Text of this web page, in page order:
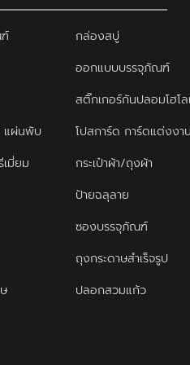
กล่องสบู่
ออกแบบบรรจุภัณฑ์
สติ๊กเกอร์กันปลอมโฮโ
แผ่นพับ
โปสการ์ด การ์ดแต่งงาน
มี่ยม
กระเป๋าผ้า/ถุงผ้า
ป้ายฉลุลาย
ซองบรรจุภัณฑ์
ถุงกระดาษสำเร็จรูป
ปลอกสวมแก้ว